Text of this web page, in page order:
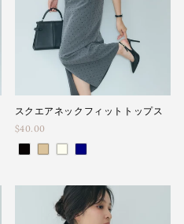
スクエアネックフィットトップス
$40.00